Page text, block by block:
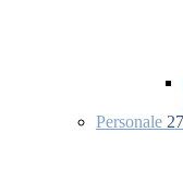
Personale